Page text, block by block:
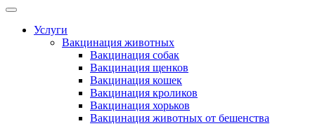
Услуги
Вакцинация животных
Вакцинация собак
Вакцинация щенков
Вакцинация кошек
Вакцинация кроликов
Вакцинация хорьков
Вакцинация животных от бешенства